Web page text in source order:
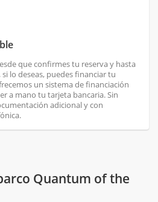
que confirmes tu reserva y hasta
si lo deseas, puedes financiar tu
un sistema de financiación
a mano tu tarjeta bancaria. Sin
adicional y con
Quantum of the